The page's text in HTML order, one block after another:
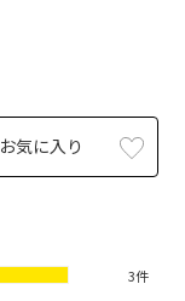
お気に入り
3件